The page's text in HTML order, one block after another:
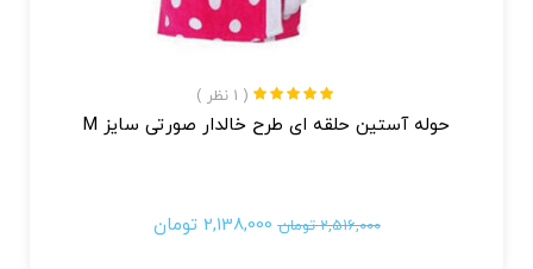
نمره5.00 از 5
( 1 نظر )
حوله آستین حلقه ای طرح خالدار صورتی سایز M
2,516,000 تومان 2,138,000 تومان